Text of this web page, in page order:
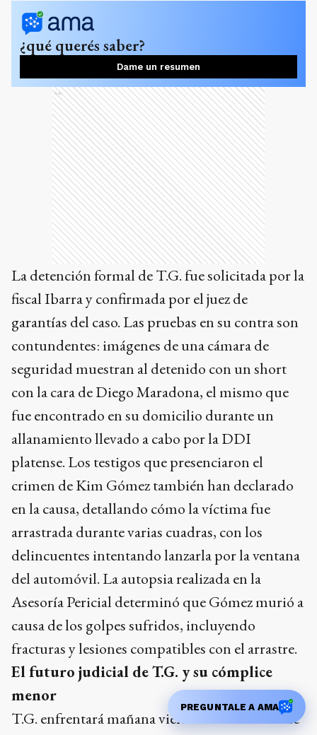
¿qué querés saber?
Dame un resumen
Ads
La detención formal de T.G. fue solicitada por la
fiscal Ibarra y confirmada por el juez de
garantías del caso. Las pruebas en su contra son
contundentes: imágenes de una cámara de
seguridad muestran al detenido con un short
con la cara de Diego Maradona, el mismo que
fue encontrado en su domicilio durante un
allanamiento llevado a cabo por la DDI
platense. Los testigos que presenciaron el
crimen de Kim Gómez también han declarado
en la causa, detallando cómo la víctima fue
arrastrada durante varias cuadras, con los
delincuentes intentando lanzarla por la ventana
del automóvil. La autopsia realizada en la
Asesoría Pericial determinó que Gómez murió a
causa de los golpes sufridos, incluyendo
fracturas y lesiones compatibles con el arrastre.
El futuro judicial de T.G. y su cómplice
menor
T.G. enfrentará mañana viernes su audiencia de
PREGUNTALE A AMA